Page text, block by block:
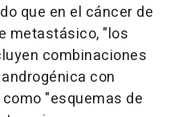
que en el cáncer de
metastásico, "los
combinaciones
con
"esquemas de